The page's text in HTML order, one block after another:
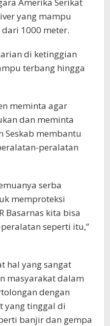
yang mampu
1000 meter.
di ketinggian
terbang hingga
meminta agar
dan meminta
Seskab membantu
peralatan
serba
memproteksi
Basarnas kita bisa
seperti itu,”
hal yang sangat
masyarakat dalam
dengan
yang tinggal di
banjir dan gempa